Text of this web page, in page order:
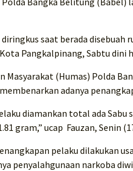
saat berada disebuah
Pangkalpinang, Sabtu dini
Masyarakat (Humas) Polda
adanya
diamankan total ada Sabu
gram,” ucap Fauzan, Senin
pelaku dilakukan
penyalahgunaan narkoba